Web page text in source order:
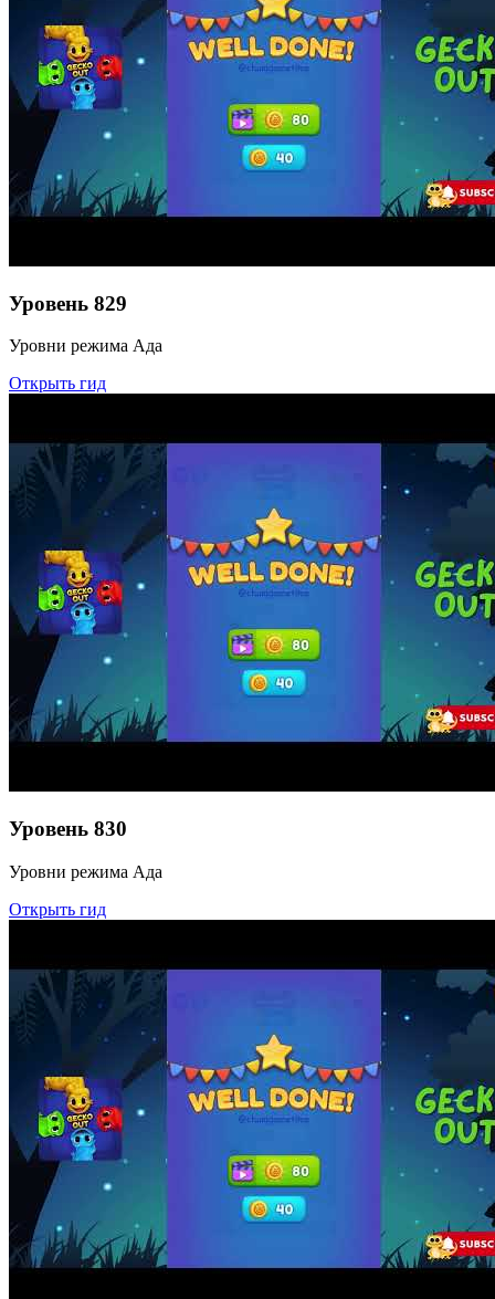
Уровень 829
Уровни режима Ада
Открыть гид
Уровень 830
Уровни режима Ада
Открыть гид